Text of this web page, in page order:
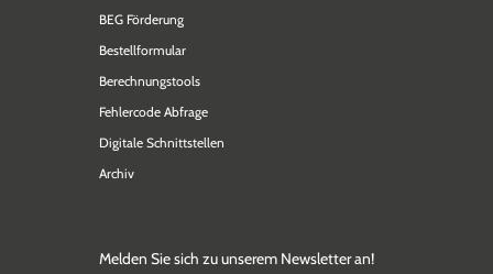
BEG Förderung
Bestellformular
Berechnungstools
Fehlercode Abfrage
Digitale Schnittstellen
Archiv
Melden Sie sich zu unserem Newsletter an!